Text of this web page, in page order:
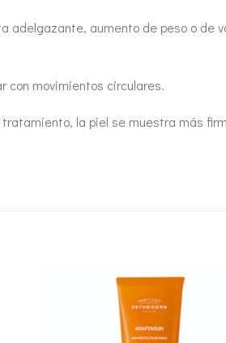
aumento de peso o de
con movimientos circulares.
la piel se muestra más